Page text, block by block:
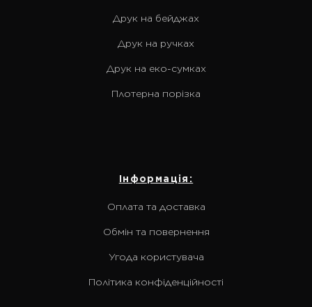
Друк на бейджах
Друк на ручках
Друк на еко-сумках
Плотерна порізка
Інформація:
Оплата та доставка
Обмін та повернення
Угода користувача
Політика конфіденційності